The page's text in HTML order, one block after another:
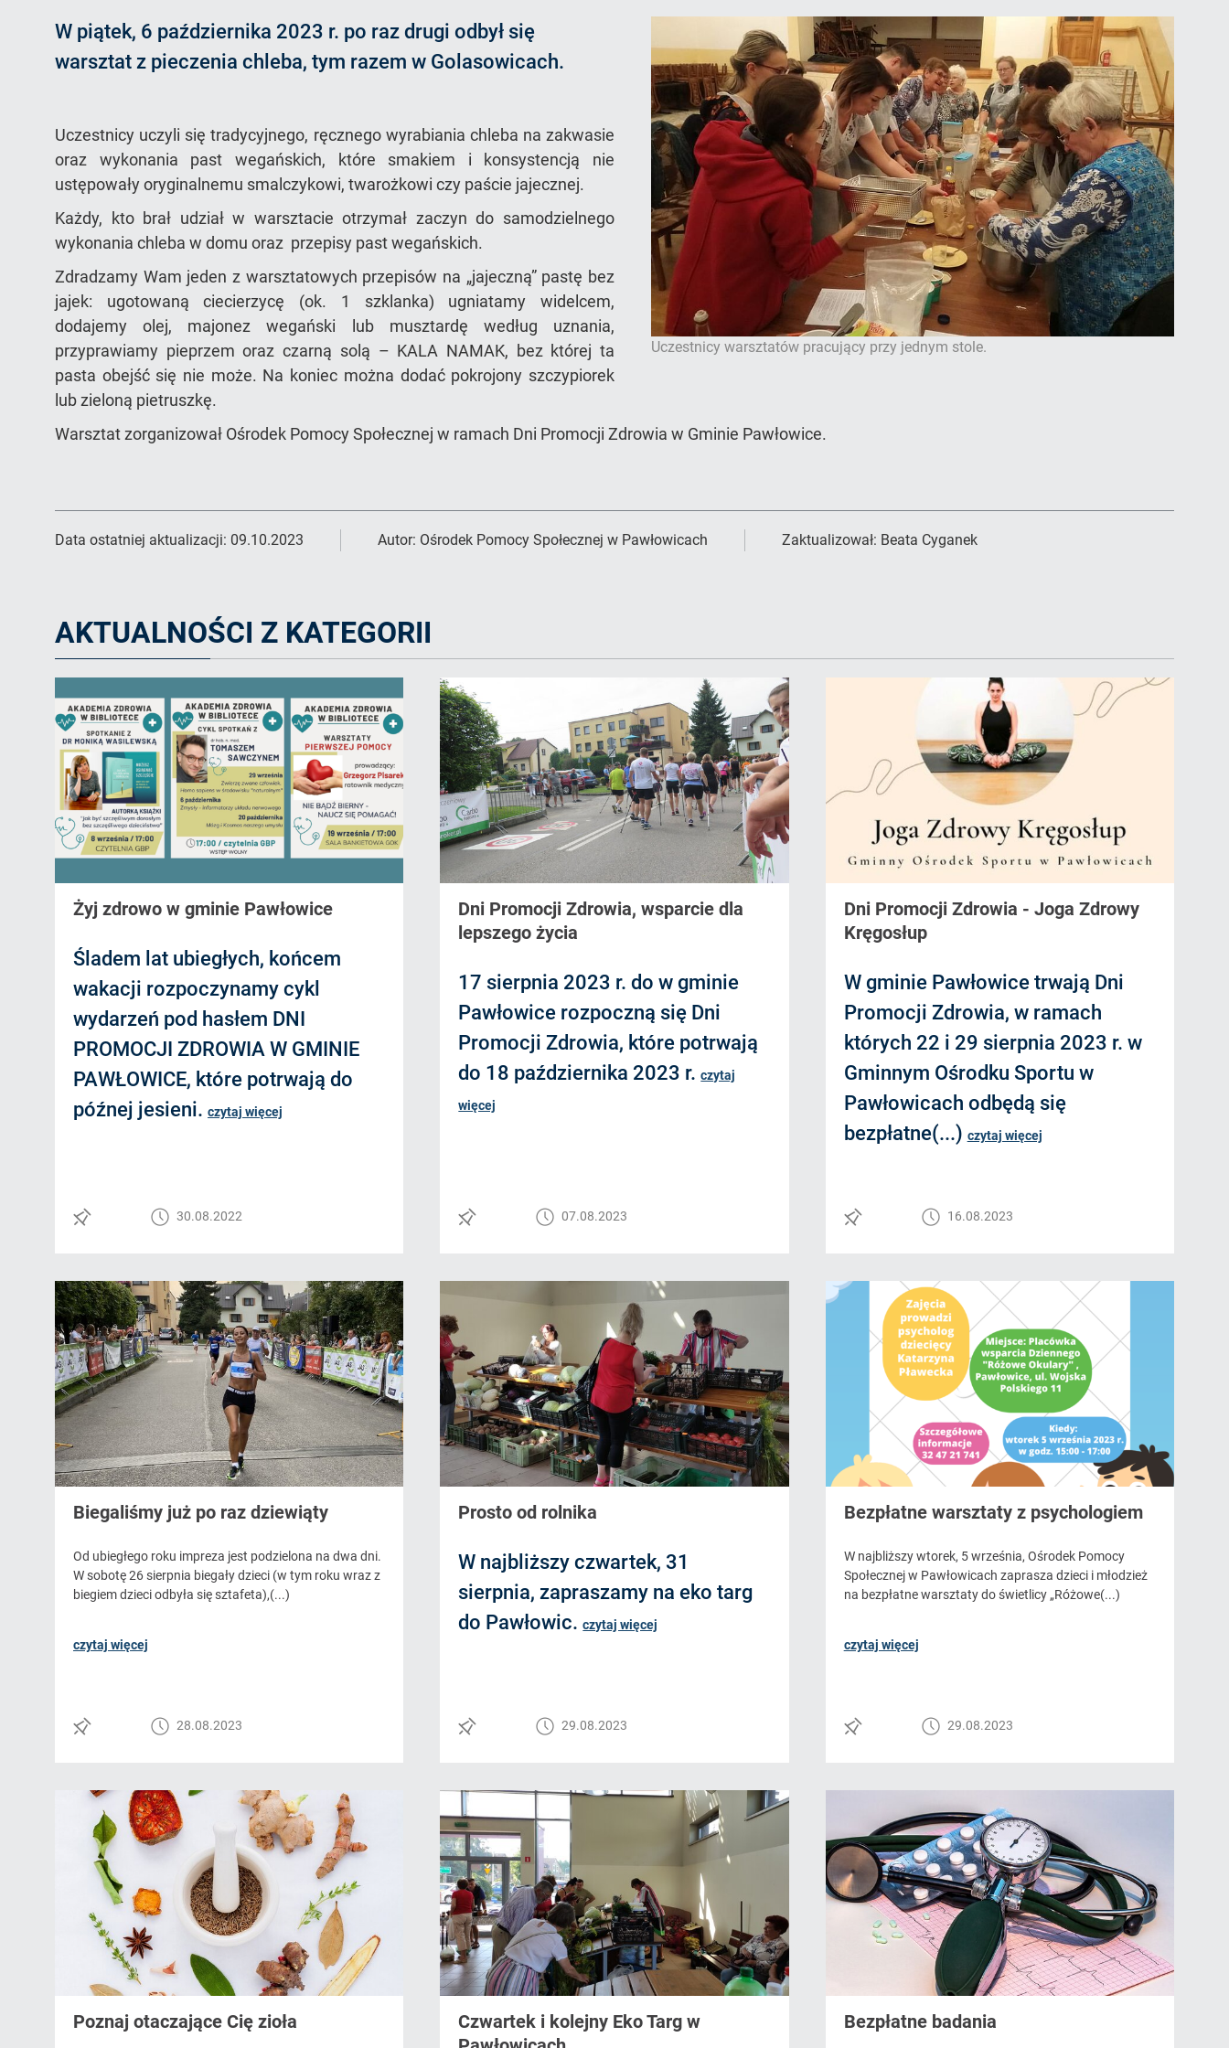
Uczestnicy warsztatów pracujący przy jednym stole.
W piątek, 6 października 2023 r. po raz drugi odbył się
warsztat z pieczenia chleba, tym razem w Golasowicach.
Uczestnicy uczyli się tradycyjnego, ręcznego wyrabiania chleba na zakwasie
oraz wykonania past wegańskich, które smakiem i konsystencją nie
ustępowały oryginalnemu smalczykowi, twarożkowi czy paście jajecznej.
Każdy, kto brał udział w warsztacie otrzymał zaczyn do samodzielnego
wykonania chleba w domu oraz przepisy past wegańskich.
Zdradzamy Wam jeden z warsztatowych przepisów na „jajeczną” pastę bez
jajek: ugotowaną ciecierzycę (ok. 1 szklanka) ugniatamy widelcem,
dodajemy olej, majonez wegański lub musztardę według uznania,
przyprawiamy pieprzem oraz czarną solą – KALA NAMAK, bez której ta
pasta obejść się nie może. Na koniec można dodać pokrojony szczypiorek
lub zieloną pietruszkę.
Warsztat zorganizował Ośrodek Pomocy Społecznej w ramach Dni Promocji Zdrowia w Gminie Pawłowice.
Data ostatniej aktualizacji: 09.10.2023 Autor: Ośrodek Pomocy Społecznej w Pawłowicach Zaktualizował: Beata Cyganek
AKTUALNOŚCI Z KATEGORII
Żyj zdrowo w gminie Pawłowice
Śladem lat ubiegłych, końcem
wakacji rozpoczynamy cykl
wydarzeń pod hasłem DNI
PROMOCJI ZDROWIA W GMINIE
PAWŁOWICE, które potrwają do
późnej jesieni. czytaj więcej
30.08.2022
Dni Promocji Zdrowia, wsparcie dla
lepszego życia
17 sierpnia 2023 r. do w gminie
Pawłowice rozpoczną się Dni
Promocji Zdrowia, które potrwają
do 18 października 2023 r.czytaj
więcej
07.08.2023
Dni Promocji Zdrowia - Joga Zdrowy
Kręgosłup
W gminie Pawłowice trwają Dni
Promocji Zdrowia, w ramach
których 22 i 29 sierpnia 2023 r. w
Gminnym Ośrodku Sportu w
Pawłowicach odbędą się
bezpłatne(...) czytaj więcej
16.08.2023
Biegaliśmy już po raz dziewiąty
Od ubiegłego roku impreza jest podzielona na dwa dni.
W sobotę 26 sierpnia biegały dzieci (w tym roku wraz z
biegiem dzieci odbyła się sztafeta),(...)
czytaj więcej
28.08.2023
Prosto od rolnika
W najbliższy czwartek, 31
sierpnia, zapraszamy na eko targ
do Pawłowic.czytaj więcej
29.08.2023
Bezpłatne warsztaty z psychologiem
W najbliższy wtorek, 5 września, Ośrodek Pomocy
Społecznej w Pawłowicach zaprasza dzieci i młodzież
na bezpłatne warsztaty do świetlicy „Różowe(...)
czytaj więcej
29.08.2023
Poznaj otaczające Cię zioła
Czwartek i kolejny Eko Targ w
Bezpłatne badania